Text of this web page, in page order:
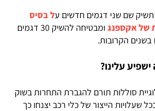
תשיק שם שני דגמים חדשים על בסיס
של אקספנג
ומבטיחה להשיק 30 דגמים
הקרובות.
עלינו?
סוללות תורם להגברת התחרות בשוק
שעלויות הייצור של כלי רכב יצנחו כך